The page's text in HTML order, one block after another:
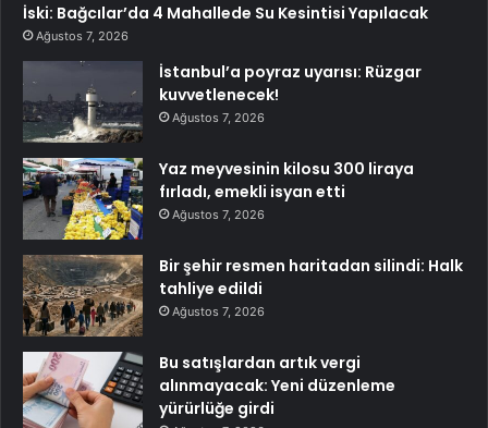
İski: Bağcılar’da 4 Mahallede Su Kesintisi Yapılacak
Ağustos 7, 2026
İstanbul’a poyraz uyarısı: Rüzgar
kuvvetlenecek!
Ağustos 7, 2026
Yaz meyvesinin kilosu 300 liraya
fırladı, emekli isyan etti
Ağustos 7, 2026
Bir şehir resmen haritadan silindi: Halk
tahliye edildi
Ağustos 7, 2026
Bu satışlardan artık vergi
alınmayacak: Yeni düzenleme
yürürlüğe girdi